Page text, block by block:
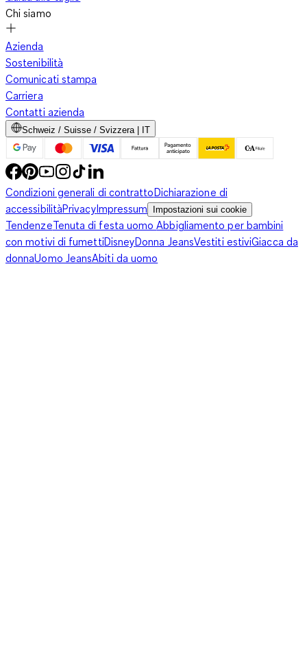
Chi siamo
Azienda
Sostenibilità
Comunicati stampa
Carriera
Contatti azienda
Schweiz / Suisse / Svizzera | IT
Condizioni generali di contrattoDichiarazione di
accessibilitàPrivacyImpressum Impostazioni sui cookie
TendenzeTenuta di festa uomoAbbigliamento per bambini
con motivi di fumettiDisneyDonna JeansVestiti estiviGiacca da
donnaUomo JeansAbiti da uomo